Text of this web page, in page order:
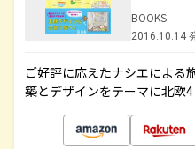
BOOKS
2016.10.14
ご好評に応えたナシエによる
築とデザインをテーマに北欧4